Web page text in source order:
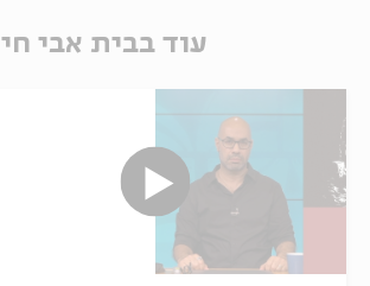
עוד בבית אבי חי